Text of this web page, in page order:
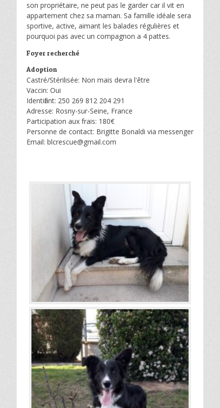
son propriétaire, ne peut pas le garder car il vit en
appartement chez sa maman. Sa famille idéale sera
sportive, active, aimant les balades régulières et
pourquoi pas avec un compagnon a 4 pattes.
Foyer recherché
Adoption
Castré/Stérilisée: Non mais devra l'être
Vaccin: Oui
Identifiant: 250 269 812 204 291
Adresse: Rosny-sur-Seine, France
Participation aux frais: 180€
Personne de contact: Brigitte Bonaldi via messenger
Email: blcrescue@gmail.com